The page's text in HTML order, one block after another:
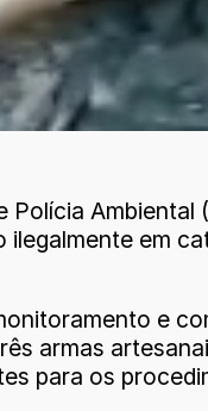
em
e
armas
para os